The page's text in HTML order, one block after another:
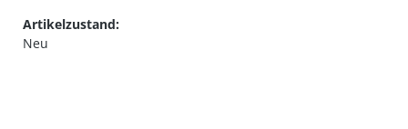
Artikelzustand:
Neu